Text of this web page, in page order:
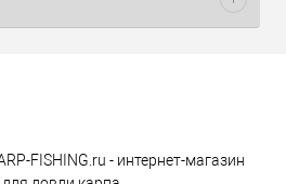
FISHING.ru - интернет-магазин